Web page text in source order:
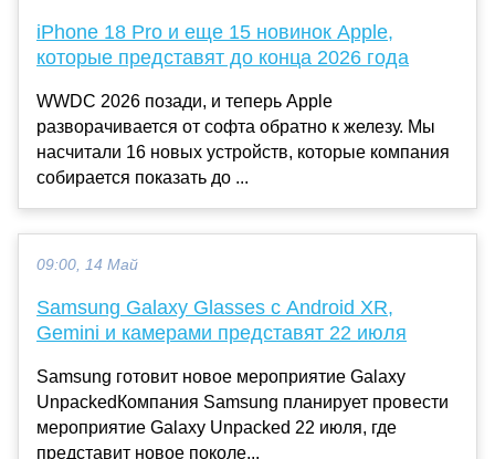
iPhone 18 Pro и еще 15 новинок Apple,
которые представят до конца 2026 года
WWDC 2026 позади, и теперь Apple
разворачивается от софта обратно к железу. Мы
насчитали 16 новых устройств, которые компания
собирается показать до ...
09:00, 14 Май
Samsung Galaxy Glasses с Android XR,
Gemini и камерами представят 22 июля
Samsung готовит новое мероприятие Galaxy
UnpackedКомпания Samsung планирует провести
мероприятие Galaxy Unpacked 22 июля, где
представит новое поколе...